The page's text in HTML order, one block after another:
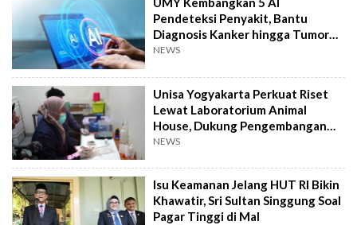
Pendeteksi Penyakit, Bantu
Diagnosis Kanker hingga Tumor
Otak Lebih Cepat
NEWS
Unisa Yogyakarta Perkuat Riset
Lewat Laboratorium Animal
House, Dukung Pengembangan
Kandidat Obat
NEWS
Isu Keamanan Jelang HUT RI Bikin
Khawatir, Sri Sultan Singgung Soal
Pagar Tinggi di Mal